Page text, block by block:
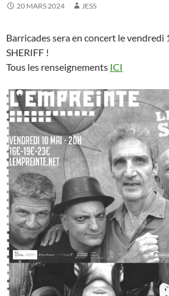
20 MARS 2024 JESS
Barricades sera en concert le vendredi
SHERIFF !
Tous les renseignements ICI